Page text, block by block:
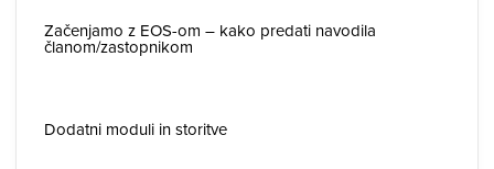
Začenjamo z EOS-om – kako predati navodila
članom/zastopnikom
Dodatni moduli in storitve